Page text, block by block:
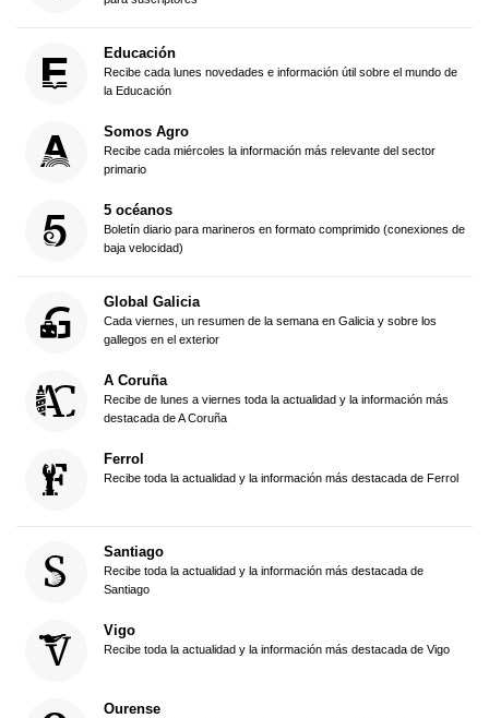
Educación
Recibe cada lunes novedades e información útil sobre el mundo de
la Educación
Somos Agro
Recibe cada miércoles la información más relevante del sector
primario
5 océanos
Boletín diario para marineros en formato comprimido (conexiones de
baja velocidad)
Global Galicia
Cada viernes, un resumen de la semana en Galicia y sobre los
gallegos en el exterior
A Coruña
Recibe de lunes a viernes toda la actualidad y la información más
destacada de A Coruña
Ferrol
Recibe toda la actualidad y la información más destacada de Ferrol
Santiago
Recibe toda la actualidad y la información más destacada de
Santiago
Vigo
Recibe toda la actualidad y la información más destacada de Vigo
Ourense